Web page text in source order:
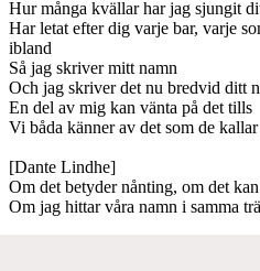
Hur många kvällar har jag sjungit
Har letat efter dig varje bar, varje
ibland
Så jag skriver mitt namn
Och jag skriver det nu bredvid ditt
En del av mig kan vänta på det tills
Vi båda känner av det som de
[Dante Lindhe]
Om det betyder nånting, om det
Om jag hittar våra namn i samma